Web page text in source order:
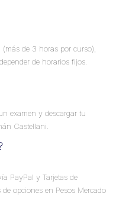
(más de 3 horas por curso),
de horarios fijos.
examen y descargar tu
Castellani.
PayPal y Tarjetas de
opciones en Pesos Mercado